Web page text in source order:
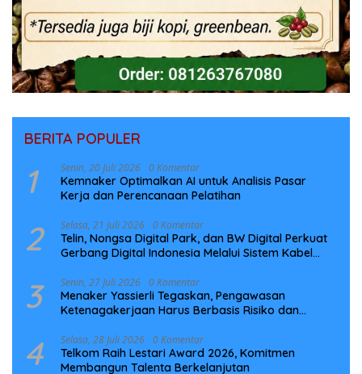
BERITA POPULER
1 Senin, 20 Juli 2026 0 Komentar
Kemnaker Optimalkan AI untuk Analisis Pasar
Kerja dan Perencanaan Pelatihan
2 Selasa, 21 Juli 2026 0 Komentar
Telin, Nongsa Digital Park, dan BW Digital Perkuat
Gerbang Digital Indonesia Melalui Sistem Kabel
3 Senin, 27 Juli 2026 0 Komentar
Menaker Yassierli Tegaskan, Pengawasan
Ketenagakerjaan Harus Berbasis Risiko dan
4 Selasa, 28 Juli 2026 0 Komentar
Telkom Raih Lestari Award 2026, Komitmen
Membangun Talenta Berkelanjutan